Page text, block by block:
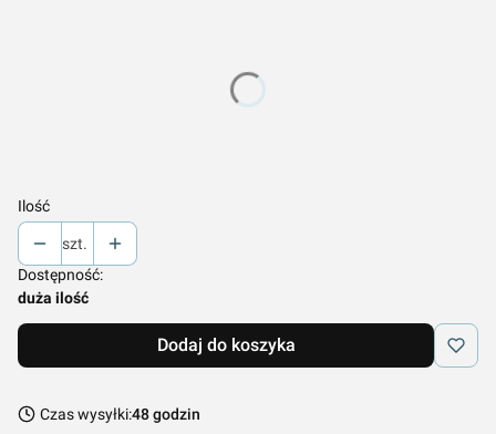
Ilość
szt.
Dostępność:
duża ilość
Dodaj do koszyka
Czas wysyłki:48 godzin